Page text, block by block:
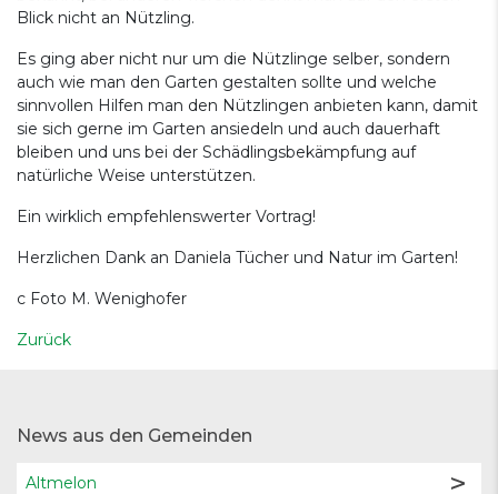
Blick nicht an Nützling.
Es ging aber nicht nur um die Nützlinge selber, sondern
auch wie man den Garten gestalten sollte und welche
sinnvollen Hilfen man den Nützlingen anbieten kann, damit
sie sich gerne im Garten ansiedeln und auch dauerhaft
bleiben und uns bei der Schädlingsbekämpfung auf
natürliche Weise unterstützen.
Ein wirklich empfehlenswerter Vortrag!
Herzlichen Dank an Daniela Tücher und Natur im Garten!
c Foto M. Wenighofer
Zurück
News aus den Gemeinden
Altmelon